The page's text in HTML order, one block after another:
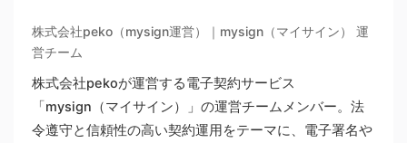
株式会社peko（mysign運営）｜mysign（マイサイン） 運
営チーム
株式会社pekoが運営する電子契約サービス
「mysign（マイサイン）」の運営チームメンバー。法
令遵守と信頼性の高い契約運用をテーマに、電子署名や